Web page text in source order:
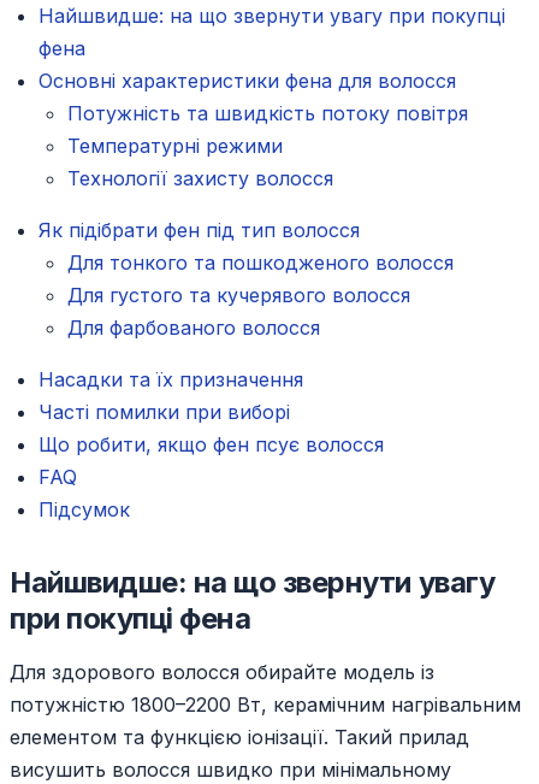
Найшвидше: на що звернути увагу при покупці
фена
Основні характеристики фена для волосся
Потужність та швидкість потоку повітря
Температурні режими
Технології захисту волосся
Як підібрати фен під тип волосся
Для тонкого та пошкодженого волосся
Для густого та кучерявого волосся
Для фарбованого волосся
Насадки та їх призначення
Часті помилки при виборі
Що робити, якщо фен псує волосся
FAQ
Підсумок
Найшвидше: на що звернути увагу
при покупці фена
Для здорового волосся обирайте модель із
потужністю 1800–2200 Вт, керамічним нагрівальним
елементом та функцією іонізації. Такий прилад
висушить волосся швидко при мінімальному